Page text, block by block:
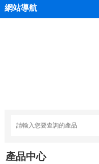
網站導航
產品中心